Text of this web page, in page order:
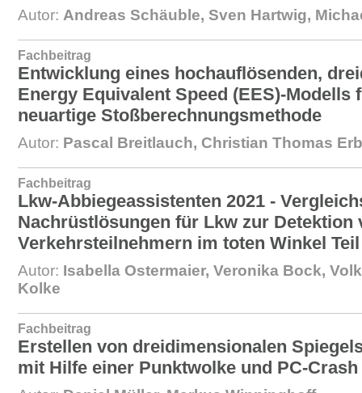
Autor: Andreas Schäuble, Sven Hartwig,
Fachbeitrag
Entwicklung eines hochauflösenden,
Energy Equivalent Speed (EES)-Modells
neuartige Stoßberechnungsmethode
Autor: Pascal Breitlauch, Christian Thomas
Fachbeitrag
Lkw-Abbiegeassistenten 2021 -
Nachrüstlösungen für Lkw zur Detektion
Verkehrsteilnehmern im toten Winkel
Autor: Isabella Ostermaier, Veronika Bock,
Kolke
Fachbeitrag
Erstellen von dreidimensionalen
mit Hilfe einer Punktwolke und PC-Crash